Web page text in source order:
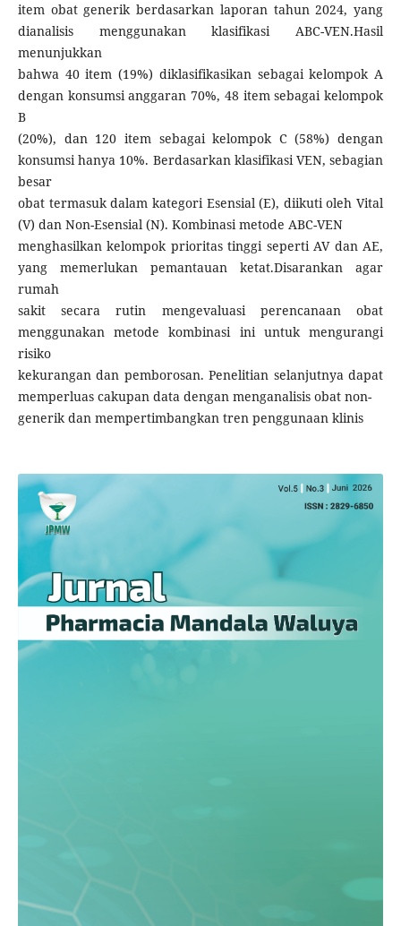
item obat generik berdasarkan laporan tahun 2024, yang
dianalisis menggunakan klasifikasi ABC-VEN.Hasil
menunjukkan
bahwa 40 item (19%) diklasifikasikan sebagai kelompok A
dengan konsumsi anggaran 70%, 48 item sebagai kelompok
B
(20%), dan 120 item sebagai kelompok C (58%) dengan
konsumsi hanya 10%. Berdasarkan klasifikasi VEN, sebagian
besar
obat termasuk dalam kategori Esensial (E), diikuti oleh Vital
(V) dan Non-Esensial (N). Kombinasi metode ABC-VEN
menghasilkan kelompok prioritas tinggi seperti AV dan AE,
yang memerlukan pemantauan ketat.Disarankan agar
rumah
sakit secara rutin mengevaluasi perencanaan obat
menggunakan metode kombinasi ini untuk mengurangi
risiko
kekurangan dan pemborosan. Penelitian selanjutnya dapat
memperluas cakupan data dengan menganalisis obat non-
generik dan mempertimbangkan tren penggunaan klinis